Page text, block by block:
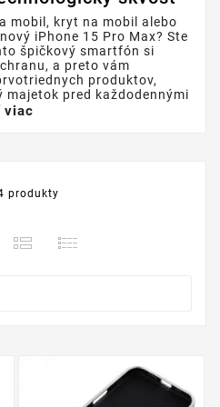
mobil, kryt na mobil alebo
iPhone 15 Pro Max? Ste
špičkový smartfón si
a preto vám
produktov,
majetok pred každodennými
viac
produkty